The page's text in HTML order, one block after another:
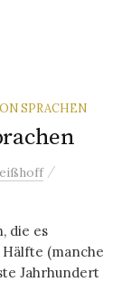
SPRACHEN
/
die es
(manche
Jahrhundert